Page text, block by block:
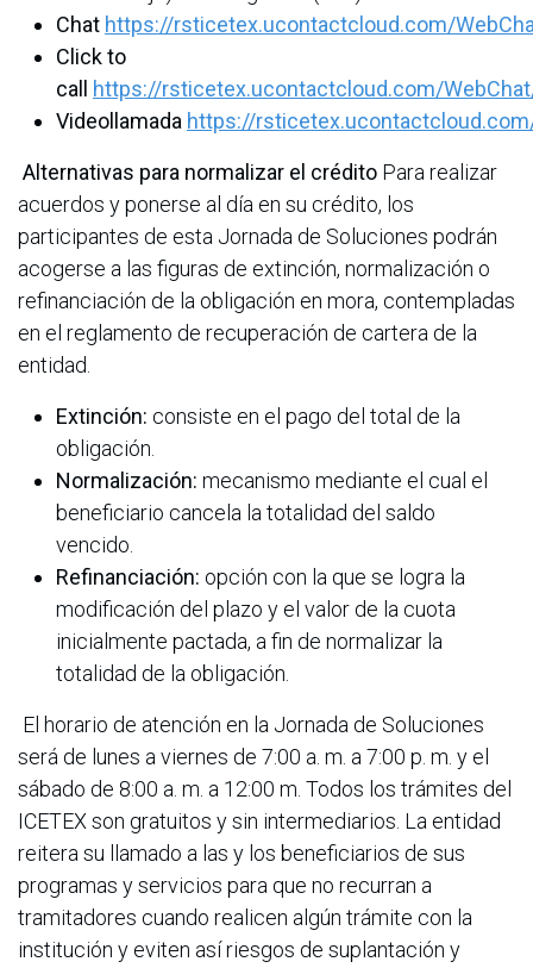
Chat https://rsticetex.ucontactcloud.com/
Click to
call https://rsticetex.ucontactcloud.com/
Videollamada https://
Alternativas para normalizar el crédito Para realizar
acuerdos y ponerse al día en su crédito, los
participantes de esta Jornada de Soluciones podrán
acogerse a las figuras de extinción, normalización o
refinanciación de la obligación en mora, contempladas
en el reglamento de recuperación de cartera de la
entidad.
Extinción: consiste en el pago del total de la
obligación.
Normalización: mecanismo mediante el cual el
beneficiario cancela la totalidad del saldo
vencido.
Refinanciación: opción con la que se logra la
modificación del plazo y el valor de la cuota
inicialmente pactada, a fin de normalizar la
totalidad de la obligación.
El horario de atención en la Jornada de Soluciones
será de lunes a viernes de 7:00 a. m. a 7:00 p. m. y el
sábado de 8:00 a. m. a 12:00 m. Todos los trámites del
ICETEX son gratuitos y sin intermediarios. La entidad
reitera su llamado a las y los beneficiarios de sus
programas y servicios para que no recurran a
tramitadores cuando realicen algún trámite con la
institución y eviten así riesgos de suplantación y